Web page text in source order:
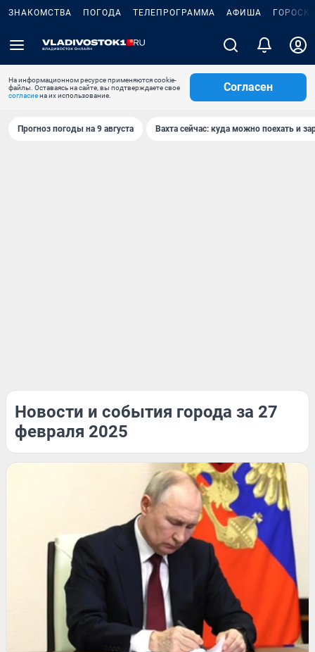
ЗНАКОМСТВА ПОГОДА ТЕЛЕПРОГРАММА АФИША
На информационном ресурсе применяются cookie-
файлы. Оставаясь на сайте, вы подтверждаете свое
согласиена их использование.
Согласен
Прогноз погоды на 9 августа Вахта сейчас: куда можно поехать и
Новости и события города за 27
февраля 2025